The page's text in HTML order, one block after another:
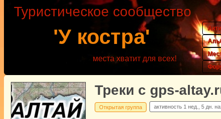
'У костра'
Туристическое сообщество
места хватит для всех!
Треки с gps-
Открытая группа активность 1 нед., 5 дн.